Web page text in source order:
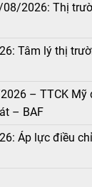
08/2026: Thị
Tâm lý thị
– TTCK Mỹ
– BAF
Áp lực điều